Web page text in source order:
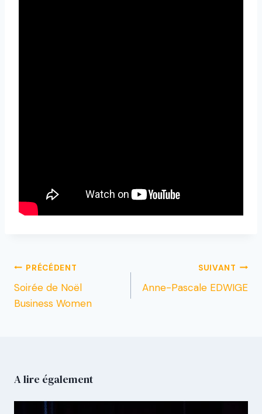
PRÉCÉDENT
Soirée de Noël
Business Women
SUIVANT
Anne-Pascale EDWIGE
A lire également